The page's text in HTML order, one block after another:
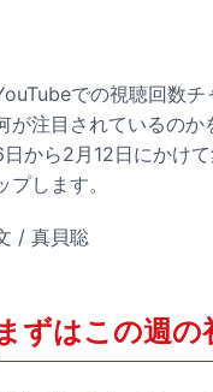
での視聴回数
が注目されているのか
日から2月12日にかけ
プします。
/ 真貝聡
ずはこの週の